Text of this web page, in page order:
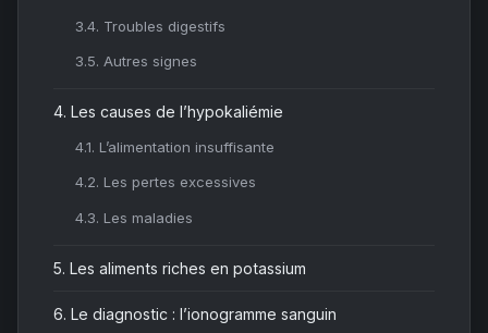
3.4. Troubles digestifs
3.5. Autres signes
4. Les causes de l’hypokaliémie
4.1. L’alimentation insuffisante
4.2. Les pertes excessives
4.3. Les maladies
5. Les aliments riches en potassium
6. Le diagnostic : l’ionogramme sanguin